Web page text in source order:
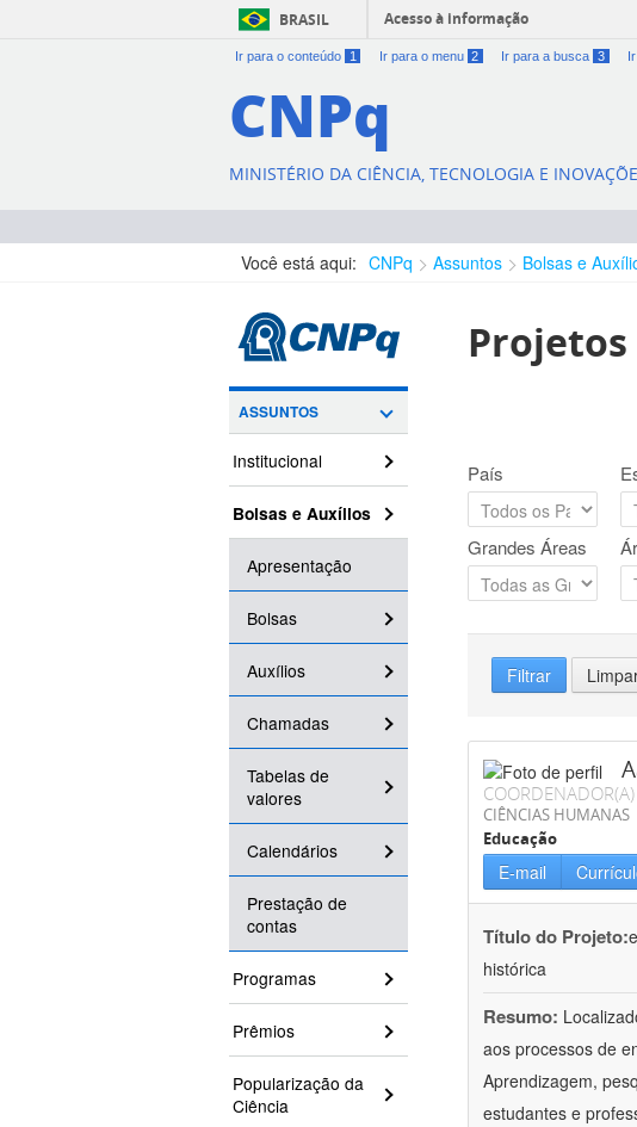
BRASIL Acesso à informação
Ir para o conteúdo 1 Ir para o menu 2 Ir para a busca 3
CNPq
MINISTÉRIO DA CIÊNCIA, TECNOLOGIA E
Você está aqui: CNPq Assuntos Bolsas e
ASSUNTOS
Institucional
Bolsas e Auxílios
Apresentação
Bolsas
Auxílios
Chamadas
Tabelas de
valores
Calendários
Prestação de
contas
Programas
Prêmios
Popularização da
Ciência
Projetos
País
Grandes Áreas
Filtrar
COORDENADOR(A)
CIÊNCIAS HUMANAS
Educação
E-mail
Título do Projeto:
histórica
Resumo:
aos processos de
Aprendizagem,
estudantes e